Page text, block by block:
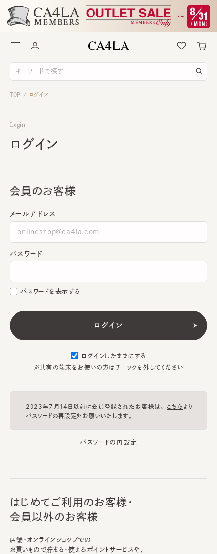
TOP / ログイン
Login
ログイン
会員のお客様
メールアドレス
パスワード
パスワードを表示する
ログインしたままにする
※共有の端末をお使いの方はチェックを外してください
2023年7月14日以前に会員登録されたお客様は、 こちらより
パスワードの再設定をお願いいたします。
パスワードの再設定
はじめてご利用のお客様・
会員以外のお客様
店舗・オンラインショップでの
お買いもので貯まる・使えるポイントサービスや、